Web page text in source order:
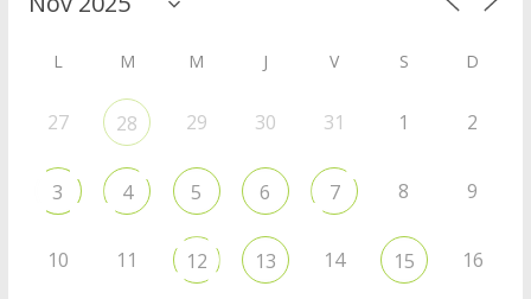
L M M J V S D
27 28 29 30 31 1 2
3 4 5 6 7 8 9
10 11 12 13 14 15 16